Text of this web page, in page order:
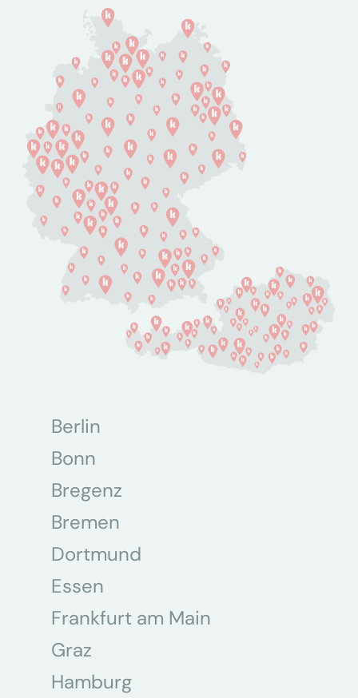
Berlin
Bonn
Bregenz
Bremen
Dortmund
Essen
Frankfurt am Main
Graz
Hamburg